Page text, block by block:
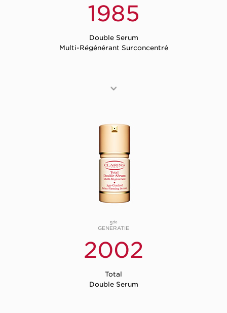
1985
Double Serum
Multi-Régénérant Surconcentré
5de
GENERATIE
2002
Total
Double Serum